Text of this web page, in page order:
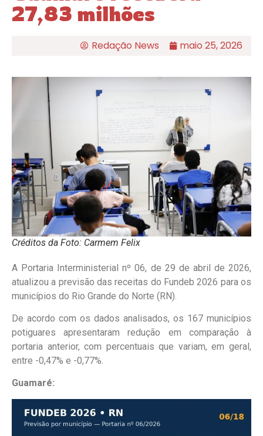
27,83 milhões
Redação News maio 25, 2026
Créditos da Foto: Carmem Felix
A Portaria Interministerial nº 06, de 29 de abril de 2026,
atualizou a previsão das receitas do Fundeb 2026 para os
municípios do Rio Grande do Norte (RN).
De acordo com os dados analisados, os 167 municípios
potiguares apresentaram redução em comparação à
portaria anterior, com percentuais que variam, em geral,
entre -0,47% e -0,77%.
Guamaré: